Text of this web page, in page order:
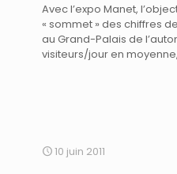
Avec l’expo Manet,
« sommet » des chiffres
au Grand-Palais de
visiteurs/jour en
10 juin 2011